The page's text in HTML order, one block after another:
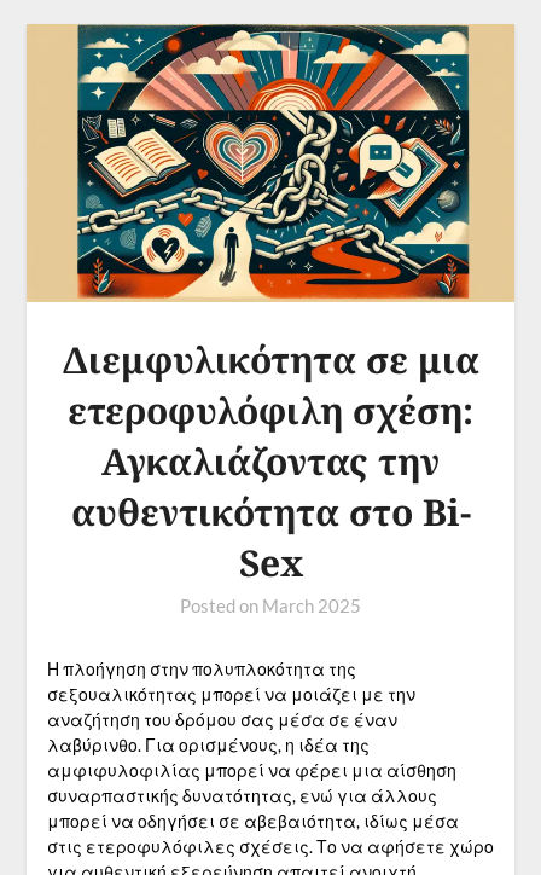
Διεμφυλικότητα σε μια
ετεροφυλόφιλη σχέση:
Αγκαλιάζοντας την
αυθεντικότητα στο Bi-
Sex
Posted on March 2025
Η πλοήγηση στην πολυπλοκότητα της
σεξουαλικότητας μπορεί να μοιάζει με την
αναζήτηση του δρόμου σας μέσα σε έναν
λαβύρινθο. Για ορισμένους, η ιδέα της
αμφιφυλοφιλίας μπορεί να φέρει μια αίσθηση
συναρπαστικής δυνατότητας, ενώ για άλλους
μπορεί να οδηγήσει σε αβεβαιότητα, ιδίως μέσα
στις ετεροφυλόφιλες σχέσεις. Το να αφήσετε χώρο